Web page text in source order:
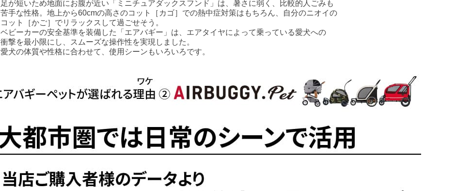
足が短いため地面にお腹が近い「ミニチュアダックスフンド」は、暑さに弱く、比較的人ごみも
苦手な性格。地上から60cmの高さのコット［カゴ］での熱中症対策はもちろん、自分のニオイの
コット［かご］でリラックスして過ごせそう。
ベビーカーの安全基準を装備した「エアバギー」は、 エアタイヤによって乗っている愛犬への
衝撃を最小限にし、スムーズな操作性を実現しました。
愛犬の体質や性格に合わせて、使用シーンもいろいろです。